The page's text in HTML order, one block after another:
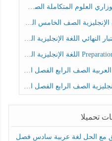
الصف الخامس عام الفصل الثالث
الإنجليزية الصف الرابع الفصل الثالث
الصف الرابع الفصل الثالث
الصف الرابع الفصل الثالث
تحميلا
مع الحل لغة عربية سادس فصل